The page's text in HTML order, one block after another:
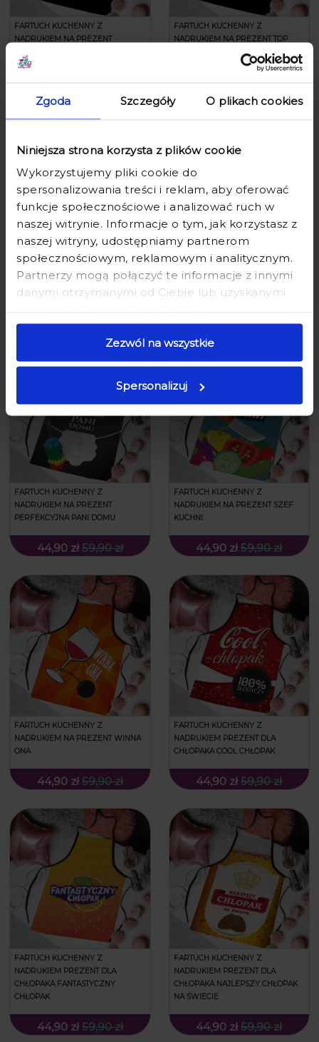
Zgoda Szczegóły O plikach cookies
Niniejsza strona korzysta z plików cookie
Wykorzystujemy pliki cookie do
spersonalizowania treści i reklam, aby oferować
funkcje społecznościowe i analizować ruch w
naszej witrynie. Informacje o tym, jak korzystasz z
naszej witryny, udostępniamy partnerom
społecznościowym, reklamowym i analitycznym.
Partnerzy mogą połączyć te informacje z innymi
danymi otrzymanymi od Ciebie lub uzyskanymi
Zezwól na wszystkie
Spersonalizuj
FARTUCH KUCHENNY Z
NADRUKIEM NA PREZENT
FARTUCH KUCHENNY Z
NADRUKIEM NA PREZENT TOP
FARTUCH KUCHENNY Z
NADRUKIEM - PREZENT DLA
FARTUCH KUCHENNY Z
NADRUKIEM NA PREZENT LEPIEJ
FARTUCH KUCHENNY Z
NADRUKIEM NA PREZENT
PERFEKCYJNA PANI DOMU
44,90 zł 59,90 zł
FARTUCH KUCHENNY Z
NADRUKIEM NA PREZENT SZEF
KUCHNI
44,90 zł 59,90 zł
FARTUCH KUCHENNY Z
NADRUKIEM NA PREZENT WINNA
ONA
44,90 zł 59,90 zł
FARTUCH KUCHENNY Z
NADRUKIEM PREZENT DLA
CHŁOPAKA COOL CHŁOPAK
44,90 zł 59,90 zł
FARTUCH KUCHENNY Z
NADRUKIEM PREZENT DLA
CHŁOPAKA FANTASTYCZNY
CHŁOPAK
44,90 zł 59,90 zł
FARTUCH KUCHENNY Z
NADRUKIEM PREZENT DLA
CHŁOPAKA NAJLEPSZY CHŁOPAK
NA ŚWIECIE
44,90 zł 59,90 zł